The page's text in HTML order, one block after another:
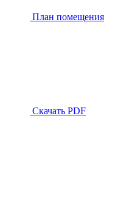
План помещения
Скачать PDF